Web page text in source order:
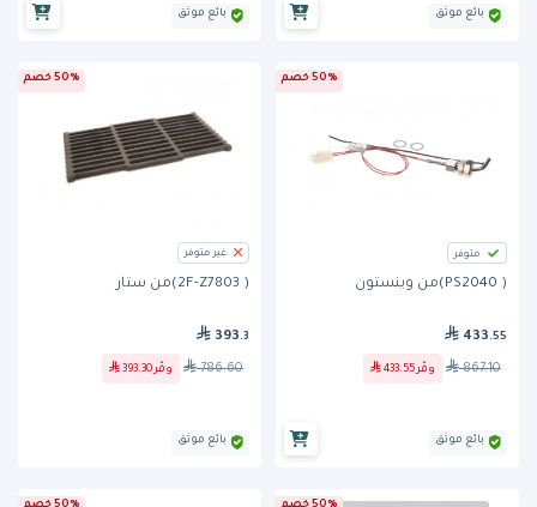
بائع موثق بائع موثق
50% خصم
متوفر
( PS2040)من وينستون
433 .55
867.10 وفّر 433.55
بائع موثق
50% خصم
غير متوفر
( 2F-Z7803)من ستار
393 .3
786.60 وفّر 393.30
بائع موثق